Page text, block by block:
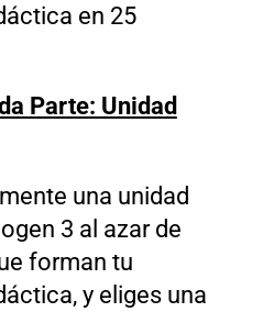
en 25
Parte: Unidad
una unidad
3 al azar de
forman tu
y eliges una